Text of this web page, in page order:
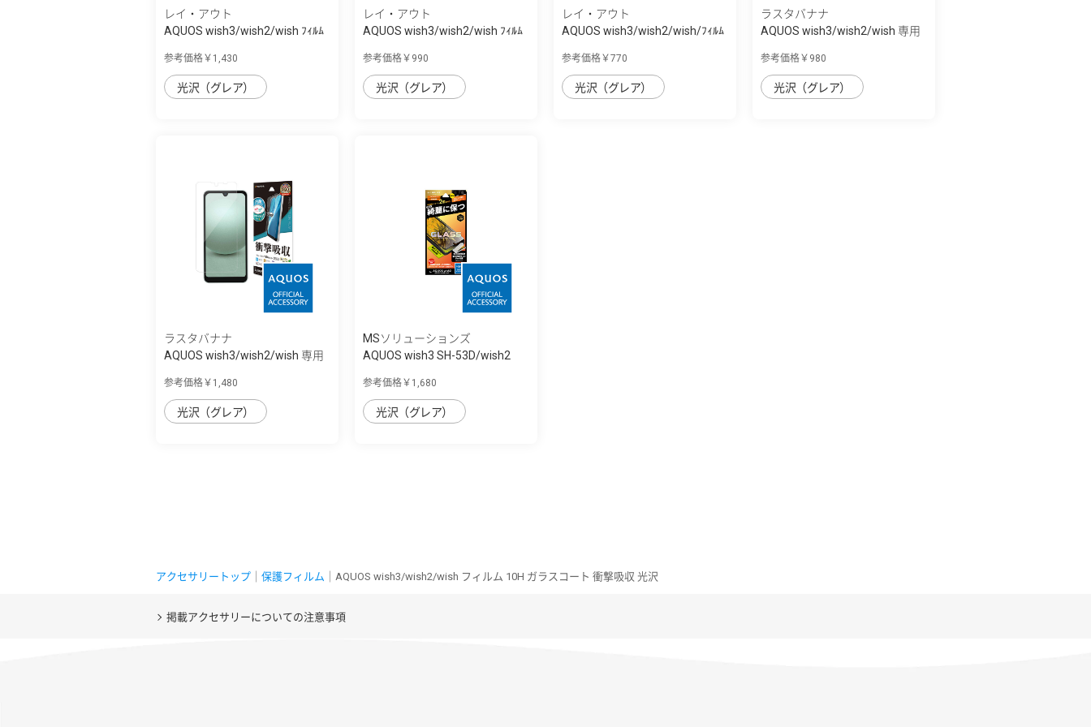
レイ・アウト
AQUOS wish3/wish2/wish ﾌｨﾙﾑ
参考価格￥1,430
光沢（グレア）
レイ・アウト
AQUOS wish3/wish2/wish ﾌｨﾙﾑ
参考価格￥990
光沢（グレア）
レイ・アウト
AQUOS wish3/wish2/wish/ﾌｨﾙﾑ
参考価格￥770
光沢（グレア）
ラスタバナナ
AQUOS wish3/wish2/wish 専用
参考価格￥980
光沢（グレア）
ラスタバナナ
AQUOS wish3/wish2/wish 専用
参考価格￥1,480
光沢（グレア）
MSソリューションズ
AQUOS wish3 SH-53D/wish2
参考価格￥1,680
光沢（グレア）
アクセサリートップ 保護フィルム ｜AQUOS wish3/wish2/wish フィルム 10H ガラスコート 衝撃吸収 光沢
掲載アクセサリーについての注意事項